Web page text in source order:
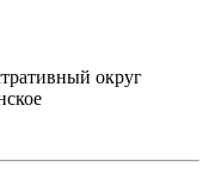
округ